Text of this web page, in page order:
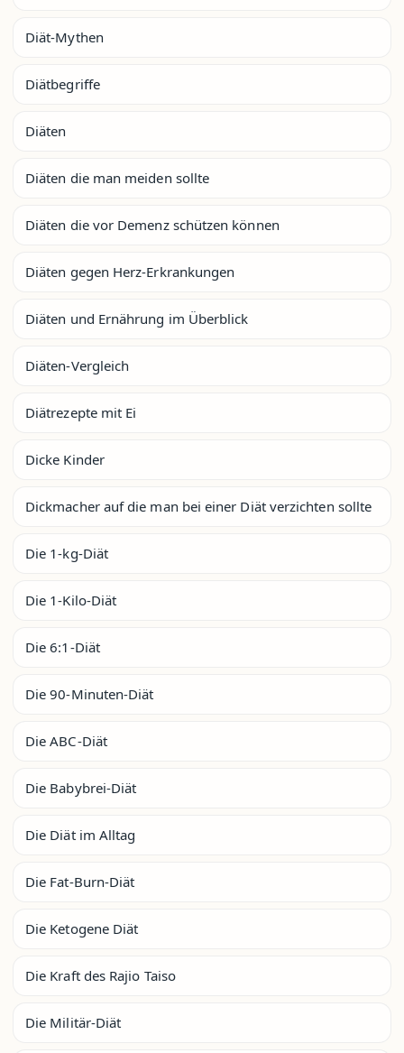
Diät-Mythen
Diätbegriffe
Diäten
Diäten die man meiden sollte
Diäten die vor Demenz schützen können
Diäten gegen Herz-Erkrankungen
Diäten und Ernährung im Überblick
Diäten-Vergleich
Diätrezepte mit Ei
Dicke Kinder
Dickmacher auf die man bei einer Diät verzichten sollte
Die 1-kg-Diät
Die 1-Kilo-Diät
Die 6:1-Diät
Die 90-Minuten-Diät
Die ABC-Diät
Die Babybrei-Diät
Die Diät im Alltag
Die Fat-Burn-Diät
Die Ketogene Diät
Die Kraft des Rajio Taiso
Die Militär-Diät